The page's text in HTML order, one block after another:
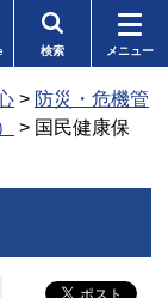
検索 メニュー
> 防災・危機管
> 国民健康保